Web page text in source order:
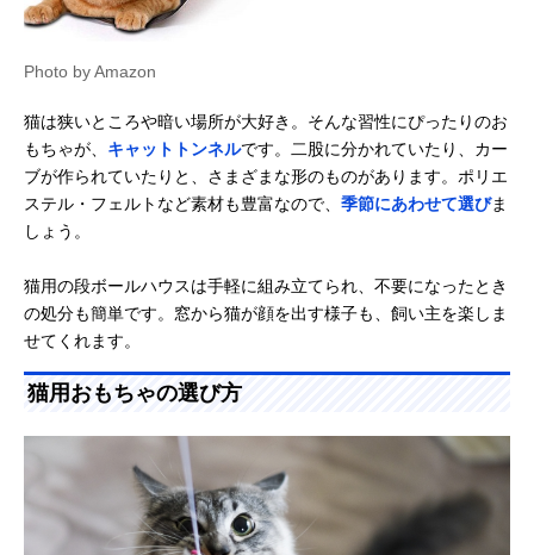
Photo by Amazon
猫は狭いところや暗い場所が大好き。そんな習性にぴったりのお
もちゃが、 キャットトンネルです。二股に分かれていたり、カー
ブが作られていたりと、さまざまな形のものがあります。ポリエ
ステル・フェルトなど素材も豊富なので、 季節にあわせて選びま
しょう。
猫用の段ボールハウスは手軽に組み立てられ、不要になったとき
の処分も簡単です。窓から猫が顔を出す様子も、飼い主を楽しま
せてくれます。
猫用おもちゃの選び方